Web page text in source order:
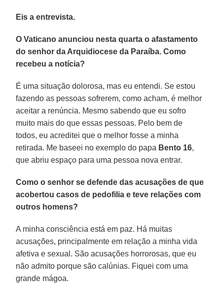
Eis a entrevista.
O Vaticano anunciou nesta quarta o afastamento
do senhor da Arquidiocese da Paraíba. Como
recebeu a notícia?
É uma situação dolorosa, mas eu entendi. Se estou
fazendo as pessoas sofrerem, como acham, é melhor
aceitar a renúncia. Mesmo sabendo que eu sofro
muito mais do que essas pessoas. Pelo bem de
todos, eu acreditei que o melhor fosse a minha
retirada. Me baseei no exemplo do papa Bento 16,
que abriu espaço para uma pessoa nova entrar.
Como o senhor se defende das acusações de que
acobertou casos de pedofilia e teve relações com
outros homens?
A minha consciência está em paz. Há muitas
acusações, principalmente em relação a minha vida
afetiva e sexual. São acusações horrorosas, que eu
não admito porque são calúnias. Fiquei com uma
grande mágoa.